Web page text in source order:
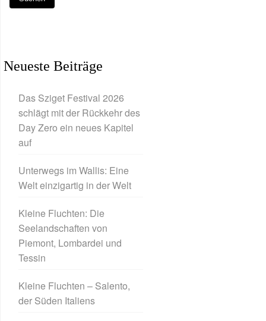
Neueste Beiträge
Das Sziget Festival 2026
schlägt mit der Rückkehr des
Day Zero ein neues Kapitel
auf
Unterwegs im Wallis: Eine
Welt einzigartig in der Welt
Kleine Fluchten: Die
Seelandschaften von
Piemont, Lombardei und
Tessin
Kleine Fluchten – Salento,
der Süden Italiens